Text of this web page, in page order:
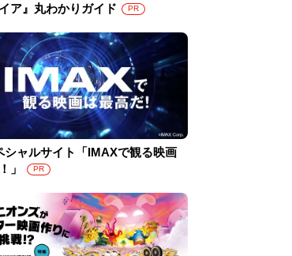
ア』丸わかりガイド
PR
シャルサイト「IMAXで観る映画
」
PR